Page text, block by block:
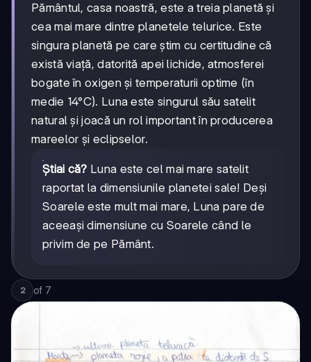
Pământul, casa noastră, este a treia planetă și
cea mai mare dintre planetele telurice. Este
singura planetă pe care știm cu certitudine că
există viață, datorită apei lichide, atmosferei
bogate în oxigen și temperaturii optime (în
medie 14°C). Luna este singurul său satelit
natural și joacă un rol important în producerea
mareelor și eclipselor.
Știai că? Luna este cel mai mare satelit
raportat la dimensiunile planetei sale! Deși
Soarele este mult mai mare, Luna pare de
aceeași dimensiune cu Soarele când le
privim de pe Pământ.
2 of 7